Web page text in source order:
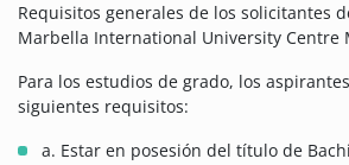
Requisitos generales de los solicitantes
Marbella International University Centre
Para los estudios de grado, los
siguientes requisitos:
a. Estar en posesión del título de